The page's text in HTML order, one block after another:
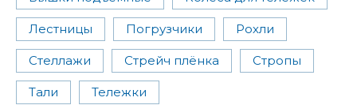
Лестницы Погрузчики Рохли
Стеллажи Стрейч плёнка Стропы
Тали Тележки